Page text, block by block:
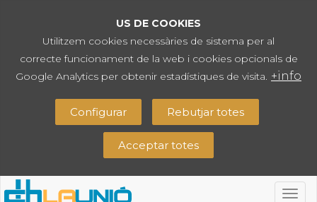
US DE COOKIES
Utilitzem cookies necessàries de sistema per al
correcte funcionament de la web i cookies opcionals de
Google Analytics per obtenir estadístiques de visita. +info
Configurar Rebutjar totes
Acceptar totes